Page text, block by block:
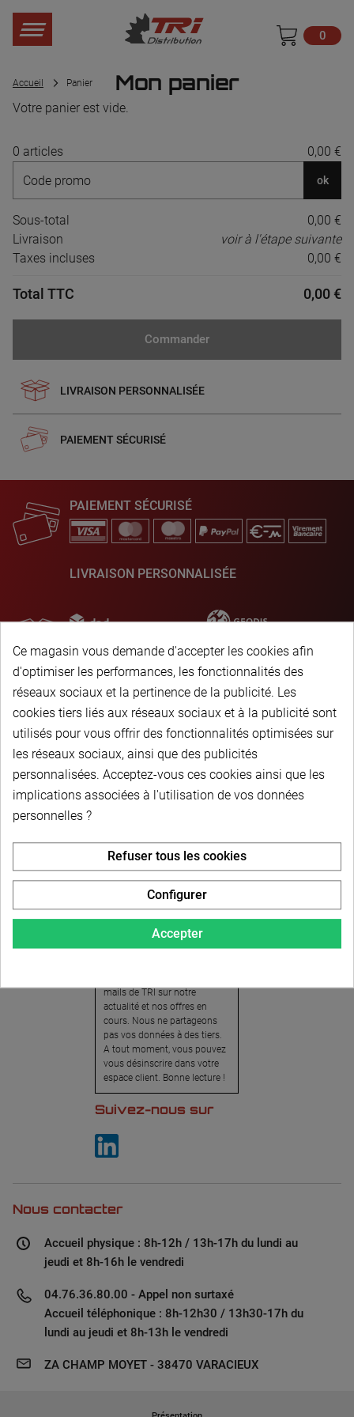
0
Accueil Panier Mon panier
Votre panier est vide.
0 articles 0,00 €
ok
Sous-total
0,00 €
Livraison
voir à l'étape suivante
Taxes incluses
0,00 €
Total TTC 0,00 €
Commander
LIVRAISON PERSONNALISÉE
PAIEMENT SÉCURISÉ
PAIEMENT SÉCURISÉ
LIVRAISON PERSONNALISÉE
Newsletter
Pour recevoir notre
newsletter, nous vous
invitons à créer votre espace
client (cliquez sur « Compte »
en haut à droite de la page) et
cliquer sur « oui » pour vous
mails de TRI sur notre
actualité et nos offres en
cours. Nous ne partageons
pas vos données à des tiers.
A tout moment, vous pouvez
vous désinscrire dans votre
espace client. Bonne lecture !
Suivez-nous sur
Nous contacter
Accueil physique : 8h-12h / 13h-17h du lundi au
jeudi et 8h-16h le vendredi
04.76.36.80.00 - Appel non surtaxé
Accueil téléphonique : 8h-12h30 / 13h30-17h du
lundi au jeudi et 8h-13h le vendredi
ZA CHAMP MOYET - 38470 VARACIEUX
Ce magasin vous demande d'accepter les cookies afin
d'optimiser les performances, les fonctionnalités des
réseaux sociaux et la pertinence de la publicité. Les
cookies tiers liés aux réseaux sociaux et à la publicité sont
utilisés pour vous offrir des fonctionnalités optimisées sur
les réseaux sociaux, ainsi que des publicités
personnalisées. Acceptez-vous ces cookies ainsi que les
implications associées à l'utilisation de vos données
personnelles ?
Accepter
Refuser tous les cookies
Configurer